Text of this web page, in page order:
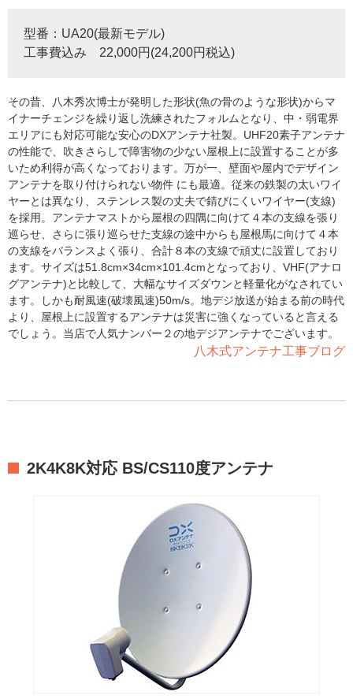
型番：UA20(最新モデル)
工事費込み 22,000円(24,200円税込)
その昔、八木秀次博士が発明した形状(魚の骨のような形状)からマ
イナーチェンジを繰り返し洗練されたフォルムとなり、中・弱電界
エリアにも対応可能な安心のDXアンテナ社製。UHF20素子アンテナ
の性能で、吹きさらしで障害物の少ない屋根上に設置することが多
いため利得が高くなっております。万が一、壁面や屋内でデザイン
アンテナを取り付けられない物件 にも最適。従来の鉄製の太いワイ
ヤーとは異なり、ステンレス製の丈夫で錆びにくいワイヤー(支線)
を採用。アンテナマストから屋根の四隅に向けて４本の支線を張り
巡らせ、さらに張り巡らせた支線の途中からも屋根馬に向けて４本
の支線をバランスよく張り、合計８本の支線で頑丈に設置しており
ます。サイズは51.8cm×34cm×101.4cmとなっており、VHF(アナロ
グアンテナ)と比較して、大幅なサイズダウンと軽量化がなされてい
ます。しかも耐風速(破壊風速)50m/s。地デジ放送が始まる前の時代
より、屋根上に設置するアンテナは災害に強くなっていると言える
でしょう。当店で人気ナンバー２の地デジアンテナでございます。
八木式アンテナ工事ブログ
2K4K8K対応 BS/CS110度アンテナ